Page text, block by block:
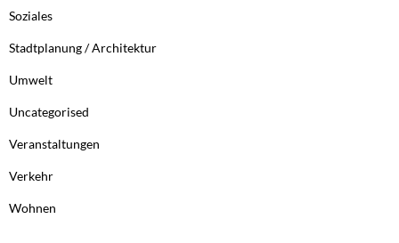
Soziales
Stadtplanung / Architektur
Umwelt
Uncategorised
Veranstaltungen
Verkehr
Wohnen